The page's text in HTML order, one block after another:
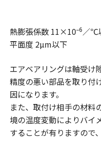
熱膨張係数 11×10–6／℃
平面度 2µm以下
エアベアリングは軸受け
精度の悪い部品を取り付
因になります。
また、取付け相手の材料
境の温度変動によりバイ
することが有りますので